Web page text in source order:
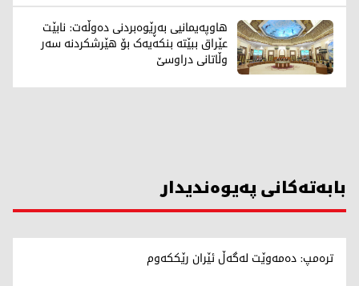
هاوپەیمانیی بەڕێوەبردنی دەوڵەت: نابێت
عێراق ببێتە بنکەیەک بۆ هێرشکردنە سەر
وڵاتانی دراوسێ
بابەتەکانی پەیوەندیدار
ترەمپ: دەمەوێت لەگەڵ ئێران رێککەوم